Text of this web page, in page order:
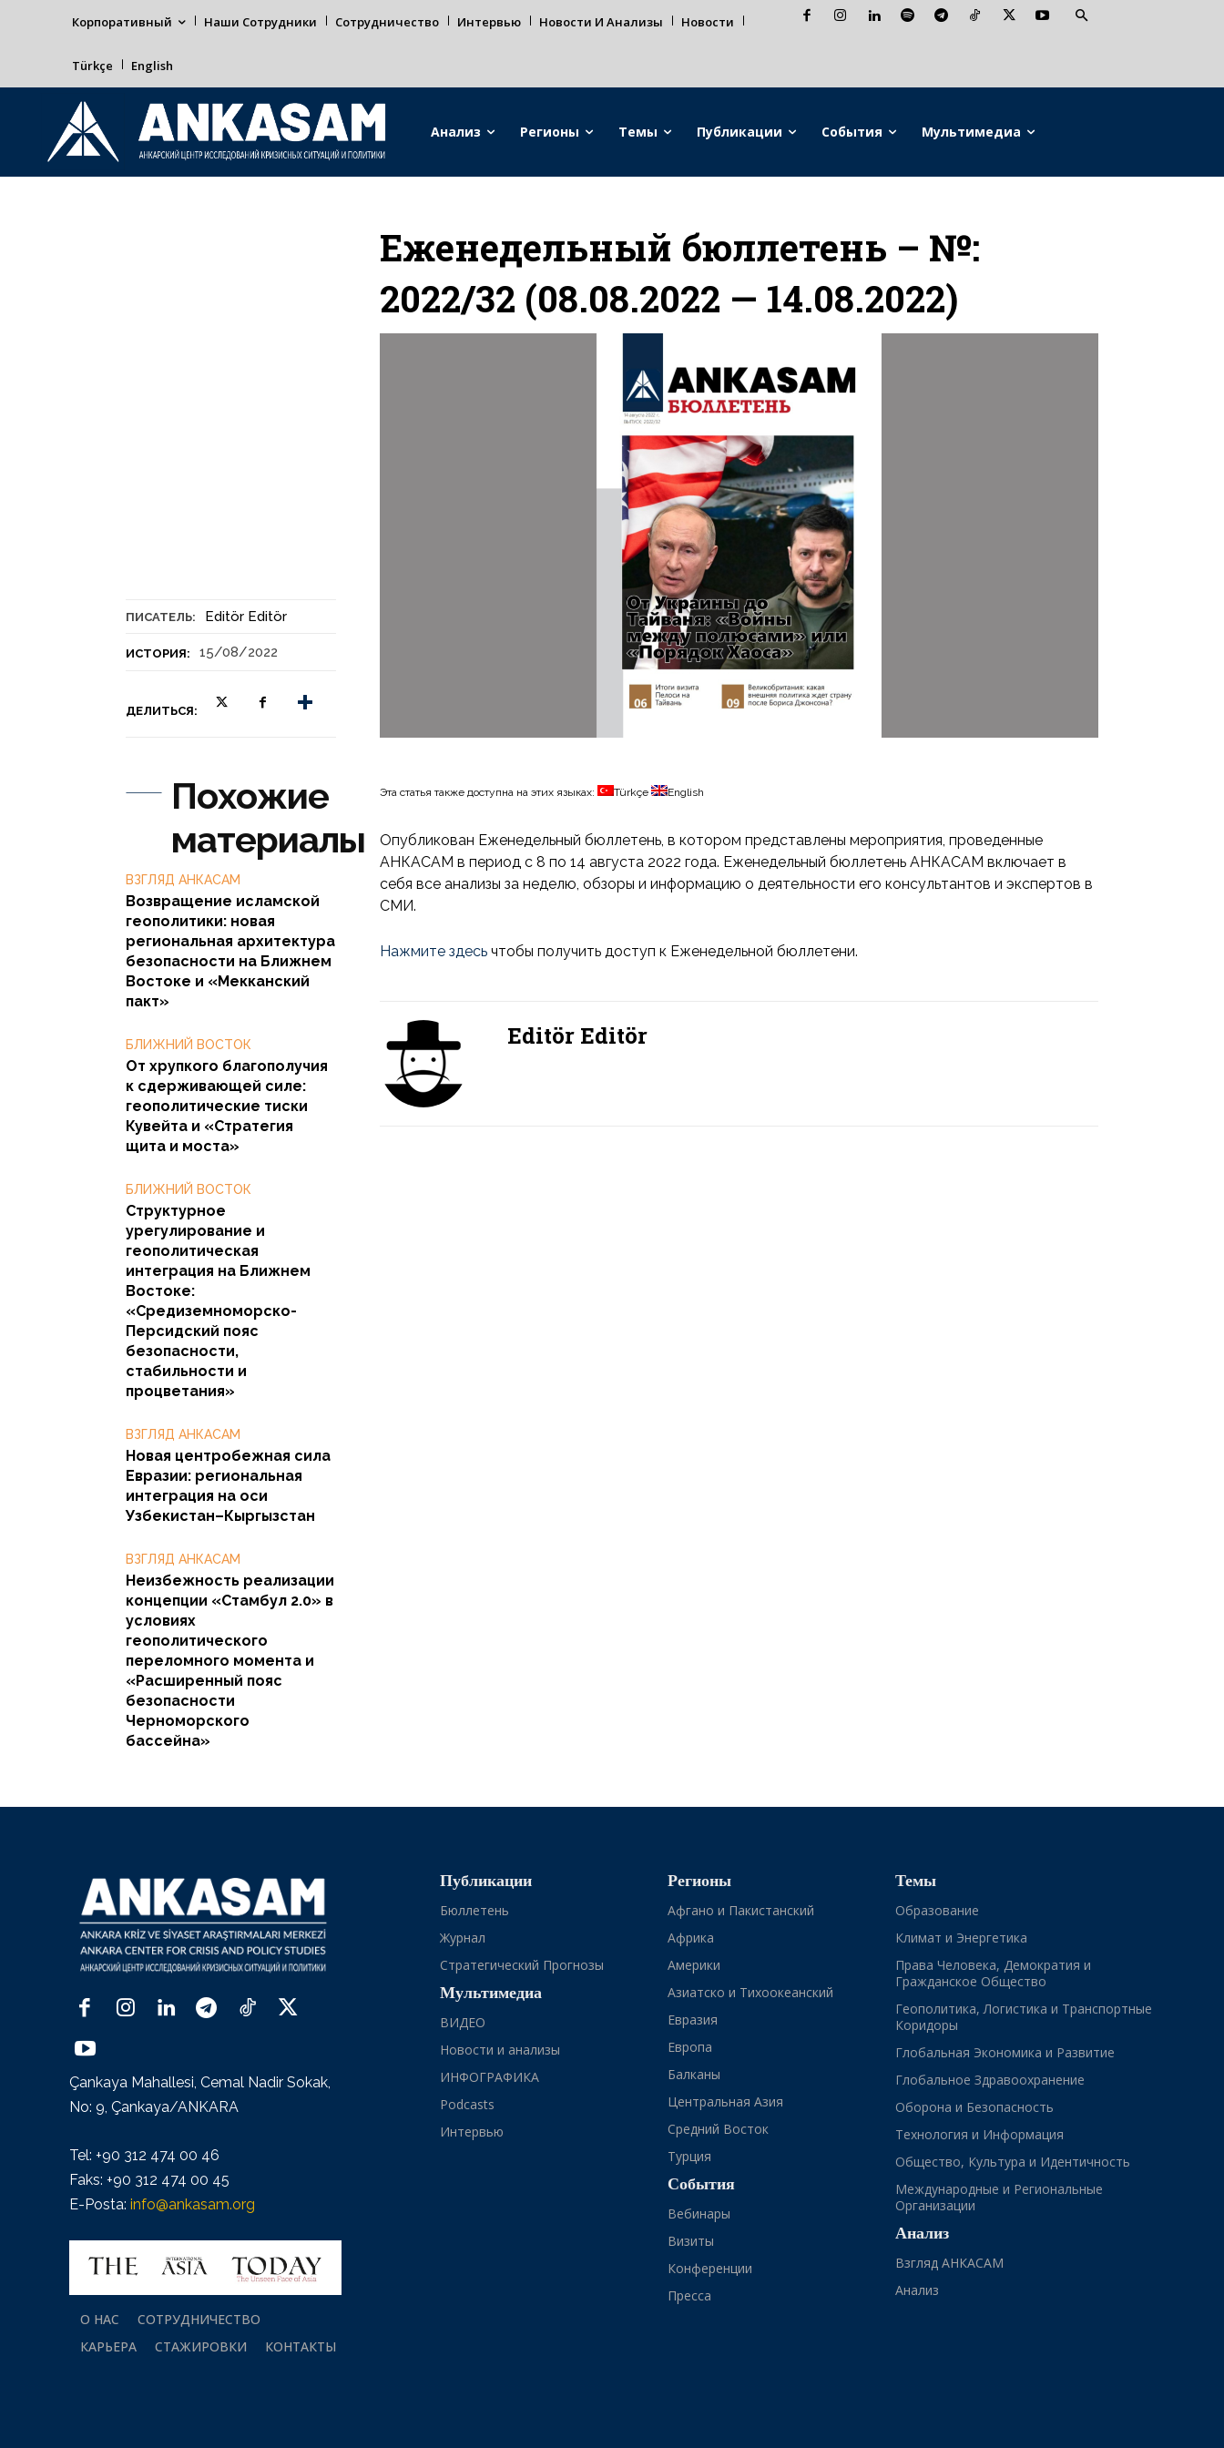
Корпоративный Наши Сотрудники Сотрудничество Интервью Новости И Анализы Новости
Türkçe English
Анализ Регионы Темы Публикации События Мультимедиа
ПИСАТЕЛЬ: Editör Editör
ИСТОРИЯ: 15/08/2022
ДЕЛИТЬСЯ:
Еженедельный бюллетень – №:
2022/32 (08.08.2022 — 14.08.2022)
Похожие
материалы
ВЗГЛЯД АНКАСАМ
Возвращение исламской
геополитики: новая
региональная архитектура
безопасности на Ближнем
Востоке и «Мекканский
пакт»
БЛИЖНИЙ ВОСТОК
От хрупкого благополучия
к сдерживающей силе:
геополитические тиски
Кувейта и «Стратегия
щита и моста»
БЛИЖНИЙ ВОСТОК
Структурное
урегулирование и
геополитическая
интеграция на Ближнем
Востоке:
«Средиземноморско-
Персидский пояс
безопасности,
стабильности и
процветания»
ВЗГЛЯД АНКАСАМ
Новая центробежная сила
Евразии: региональная
интеграция на оси
Узбекистан–Кыргызстан
ВЗГЛЯД АНКАСАМ
Неизбежность реализации
концепции «Стамбул 2.0» в
условиях
геополитического
переломного момента и
«Расширенный пояс
безопасности
Черноморского
бассейна»
Эта статья также доступна на этих языках: Türkçe English
Опубликован Еженедельный бюллетень, в котором представлены мероприятия, проведенные
АНКАСАМ в период с 8 по 14 августа 2022 года. Еженедельный бюллетень АНКАСАМ включает в
себя все анализы за неделю, обзоры и информацию о деятельности его консультантов и экспертов в
СМИ.
Нажмите здесь чтобы получить доступ к Еженедельной бюллетени.
Editör Editör
Çankaya Mahallesi, Cemal Nadir Sokak,
No: 9, Çankaya/ANKARA
Tel: +90 312 474 00 46
Faks: +90 312 474 00 45
E-Posta: info@ankasam.org
О НАС
СОТРУДНИЧЕСТВО
КАРЬЕРА
СТАЖИРОВКИ КОНТАКТЫ
Публикации
Бюллетень
Журнал
Стратегический Прогнозы
Мультимедиа
ВИДЕО
Новости и анализы
ИНФОГРАФИКА
Podcasts
Интервью
Регионы
Афгано и Пакистанский
Африка
Америки
Азиатско и Тихоокеанский
Евразия
Европа
Балканы
Центральная Азия
Средний Восток
Турция
События
Вебинары
Визиты
Конференции
Пресса
Темы
Образование
Климат и Энергетика
Права Человека, Демократия и
Гражданское Общество
Геополитика, Логистика и Транспортные
Коридоры
Глобальная Экономика и Развитие
Глобальное Здравоохранение
Оборона и Безопасность
Технология и Информация
Общество, Культура и Идентичность
Международные и Региональные
Организации
Анализ
Взгляд АНКАСАМ
Анализ